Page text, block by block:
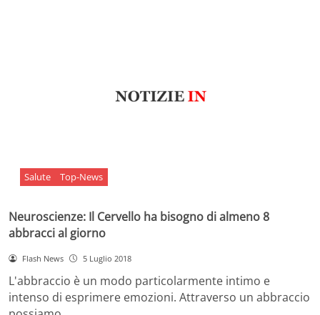
Salute Top-News
Neuroscienze: Il Cervello ha bisogno di almeno 8
abbracci al giorno
Flash News 5 Luglio 2018
L'abbraccio è un modo particolarmente intimo e
intenso di esprimere emozioni. Attraverso un abbraccio